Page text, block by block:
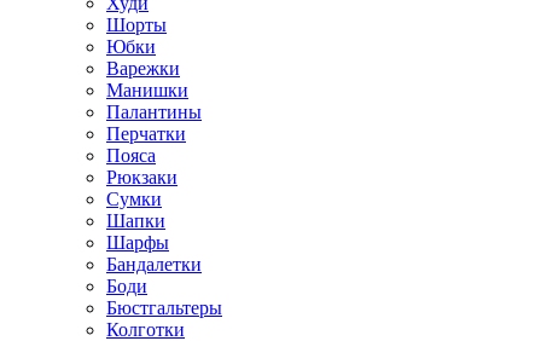
Шорты
Юбки
Варежки
Манишки
Палантины
Перчатки
Пояса
Рюкзаки
Сумки
Шапки
Шарфы
Бандалетки
Боди
Бюстгальтеры
Колготки